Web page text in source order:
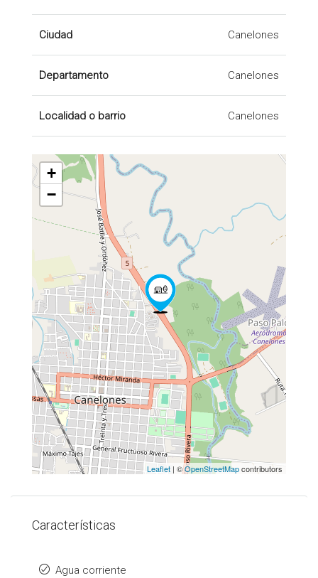
Ciudad Canelones
Departamento Canelones
Localidad o barrio Canelones
+
−
Leaflet | ©OpenStreetMapcontributors
Características
Agua corriente